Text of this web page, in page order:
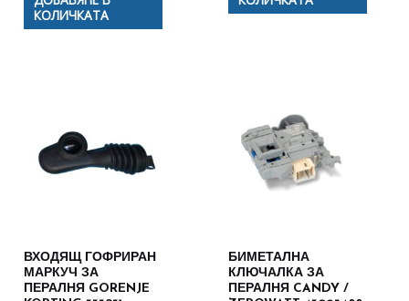
КОЛИЧКАТА
ВХОДЯЩ ГОФРИРАН
МАРКУЧ ЗА
ПЕРАЛНЯ GORENJE
БИМЕТАЛНА
КЛЮЧАЛКА ЗА
ПЕРАЛНЯ CANDY /